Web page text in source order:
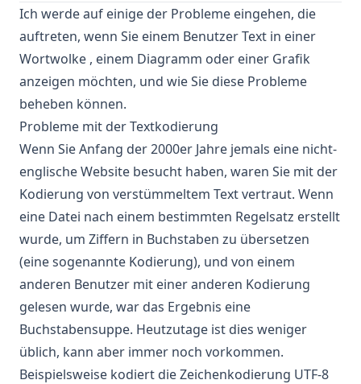
Ich werde auf einige der Probleme eingehen, die
auftreten, wenn Sie einem Benutzer Text in einer
Wortwolke , einem Diagramm oder einer Grafik
anzeigen möchten, und wie Sie diese Probleme
beheben können.
Probleme mit der Textkodierung
Wenn Sie Anfang der 2000er Jahre jemals eine nicht-
englische Website besucht haben, waren Sie mit der
Kodierung von verstümmeltem Text vertraut. Wenn
eine Datei nach einem bestimmten Regelsatz erstellt
wurde, um Ziffern in Buchstaben zu übersetzen
(eine sogenannte Kodierung), und von einem
anderen Benutzer mit einer anderen Kodierung
gelesen wurde, war das Ergebnis eine
Buchstabensuppe. Heutzutage ist dies weniger
üblich, kann aber immer noch vorkommen.
Beispielsweise kodiert die Zeichenkodierung UTF-8